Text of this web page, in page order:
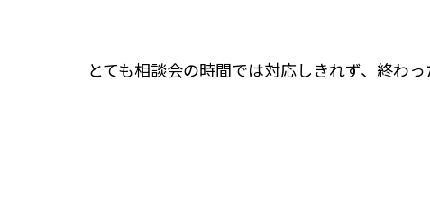
とても相談会の時間では対応しきれず、終わっ